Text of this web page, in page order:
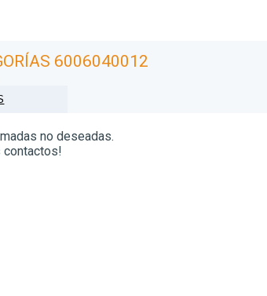
6006040012
no deseadas.
contactos!